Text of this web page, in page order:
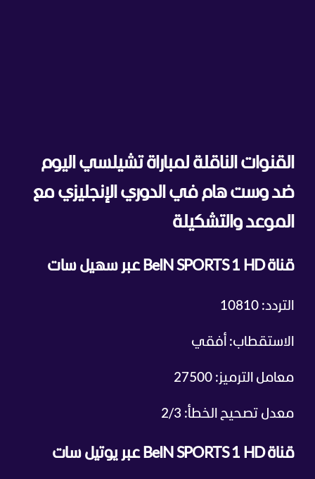
القنوات الناقلة لمباراة تشيلسي اليوم
ضد وست هام في الدوري الإنجليزي مع
الموعد والتشكيلة
قناة BeIN SPORTS 1 HD عبر سهيل سات
التردد: 10810
الاستقطاب: أفقي
معامل الترميز: 27500
معدل تصحيح الخطأ: 2/3
قناة BeIN SPORTS 1 HD عبر يوتيل سات